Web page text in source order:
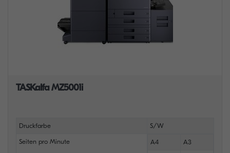
TASKalfa MZ5001i
Druckfarbe S/W
Seiten pro Minute A4 A3